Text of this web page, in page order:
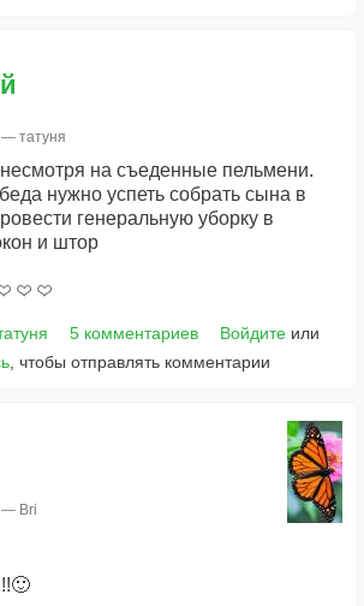
— татуня
на съеденные пельмени.
нужно успеть собрать сына в
генеральную уборку в
и штор
5 комментариев Войдитеили
, чтобы отправлять комментарии
— Bri